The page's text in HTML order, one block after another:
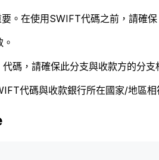
。在使用SWIFT代碼之前，請確保
碼，請確保此分支與收款方的分支
代碼與收款銀行所在國家/地區相